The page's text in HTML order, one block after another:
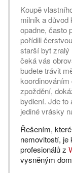
Koupě
milník a důvod
opadne, často
pořídili
starší byt zralý
čeká vás
budete trávit
zpoždění,
bydlení. Jde to
jediné vrásky
Řešením,
nemovitostí, je
profesionálů z
vysněným